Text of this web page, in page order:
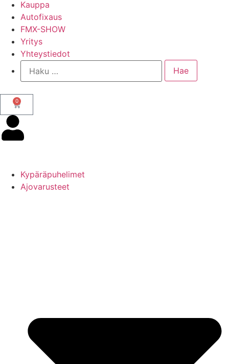
Kauppa
Autofixaus
FMX-SHOW
Yritys
Yhteystiedot
0
Kypäräpuhelimet
Ajovarusteet